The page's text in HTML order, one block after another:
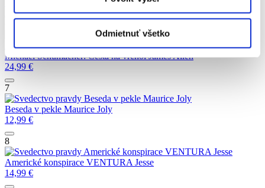
Odmietnuť všetko
Michael Schumacher: Cesta na vrchol
Allen
Michael Schumacher: Cesta na vrchol James Allen
24,99 €
7
Beseda v pekle Maurice Joly
Beseda v pekle Maurice Joly
12,99 €
8
Americké konspirace VENTURA Jesse
Americké konspirace VENTURA Jesse
14,99 €